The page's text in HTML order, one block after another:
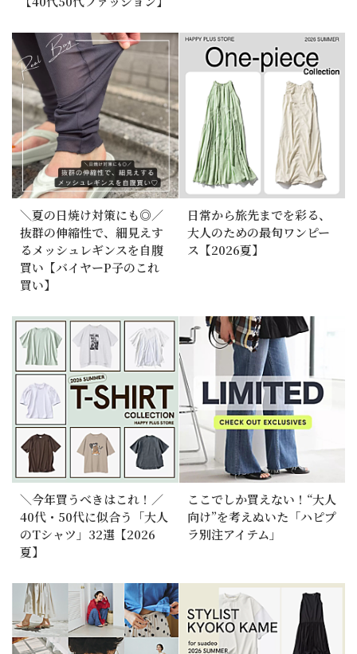
＼夏の日焼け対策にも◎／
抜群の伸縮性で、細見えす
るメッシュレギンスを自腹
買い【バイヤーP子のこれ
買い】
日常から旅先までを彩る、
大人のための最旬ワンピー
ス【2026夏】
＼今年買うべきはこれ！／
40代・50代に似合う「大人
のTシャツ」32選【2026
夏】
ここでしか買えない！“大人
向け”を考えぬいた「ハピプ
ラ別注アイテム」